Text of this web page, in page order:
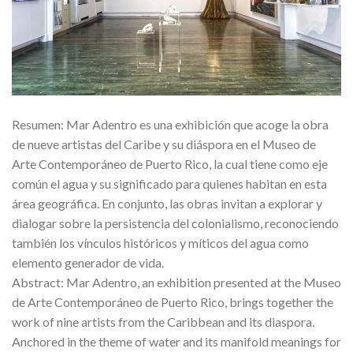
Resumen: Mar Adentro es una exhibición que acoge la obra
de nueve artistas del Caribe y su diáspora en el Museo de
Arte Contemporáneo de Puerto Rico, la cual tiene como eje
común el agua y su significado para quienes habitan en esta
área geográfica. En conjunto, las obras invitan a explorar y
dialogar sobre la persistencia del colonialismo, reconociendo
también los vínculos históricos y míticos del agua como
elemento generador de vida.
Abstract: Mar Adentro, an exhibition presented at the Museo
de Arte Contemporáneo de Puerto Rico, brings together the
work of nine artists from the Caribbean and its diaspora.
Anchored in the theme of water and its manifold meanings for